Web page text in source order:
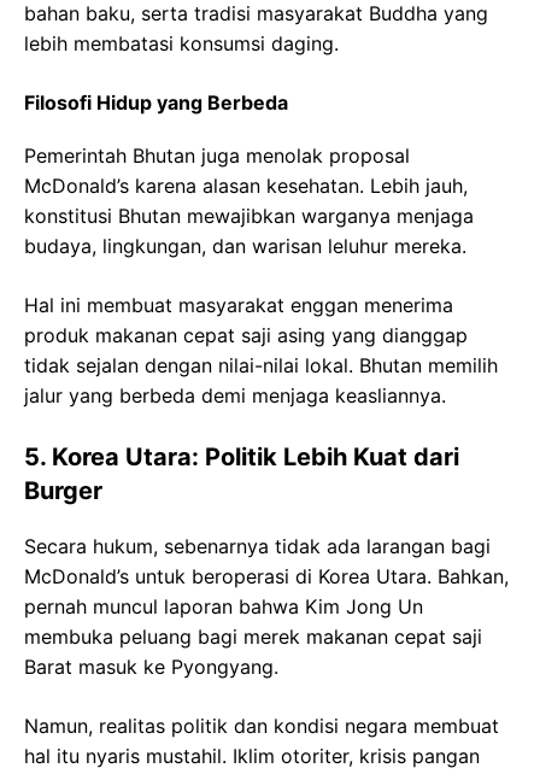
bahan baku, serta tradisi masyarakat Buddha yang
lebih membatasi konsumsi daging.
Filosofi Hidup yang Berbeda
Pemerintah Bhutan juga menolak proposal
McDonald’s karena alasan kesehatan. Lebih jauh,
konstitusi Bhutan mewajibkan warganya menjaga
budaya, lingkungan, dan warisan leluhur mereka.
Hal ini membuat masyarakat enggan menerima
produk makanan cepat saji asing yang dianggap
tidak sejalan dengan nilai-nilai lokal. Bhutan memilih
jalur yang berbeda demi menjaga keasliannya.
5. Korea Utara: Politik Lebih Kuat dari
Burger
Secara hukum, sebenarnya tidak ada larangan bagi
McDonald’s untuk beroperasi di Korea Utara. Bahkan,
pernah muncul laporan bahwa Kim Jong Un
membuka peluang bagi merek makanan cepat saji
Barat masuk ke Pyongyang.
Namun, realitas politik dan kondisi negara membuat
hal itu nyaris mustahil. Iklim otoriter, krisis pangan